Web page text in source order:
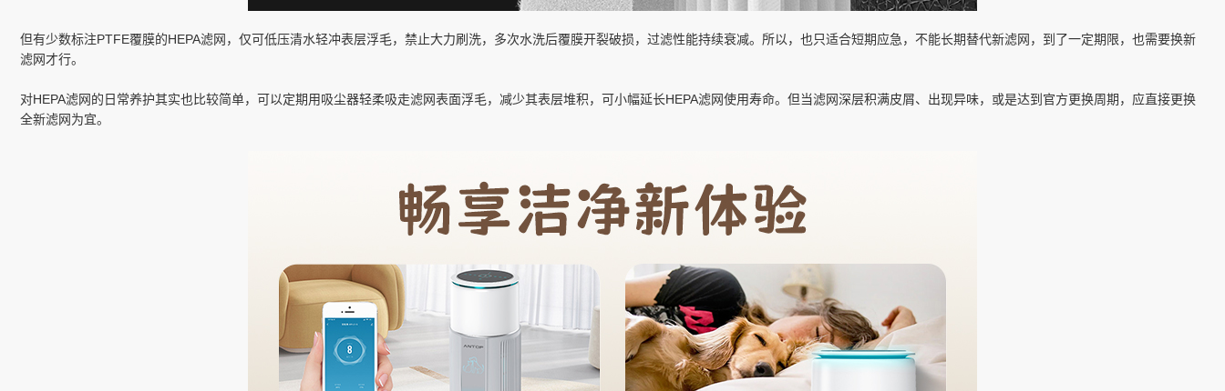
但有少数标注PTFE覆膜的HEPA滤网，仅可低压清水轻冲表层浮毛，禁止大力刷洗，多次水洗后覆膜开裂破损，过滤性能持续衰减。所以，也只适合短期应急，不能长期替代新滤网，到了一定期限，也需要换新
滤网才行。
对HEPA滤网的日常养护其实也比较简单，可以定期用吸尘器轻柔吸走滤网表面浮毛，减少其表层堆积，可小幅延长HEPA滤网使用寿命。但当滤网深层积满皮屑、出现异味，或是达到官方更换周期，应直接更换
全新滤网为宜。